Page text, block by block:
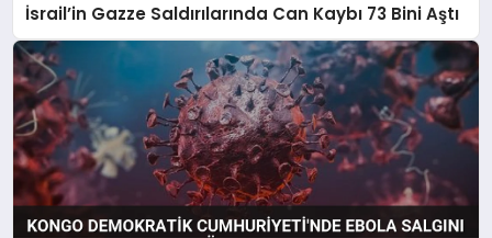
İsrail’in Gazze Saldırılarında Can Kaybı 73 Bini Aştı